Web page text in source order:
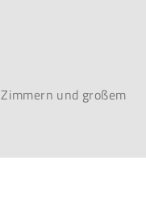
und großem